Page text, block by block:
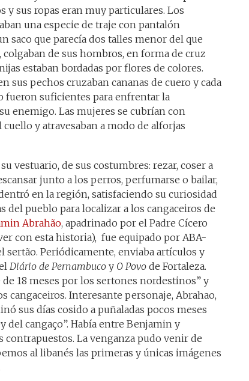
y sus ropas eran muy particulares. Los
una especie de traje con pantalón
saco que parecía dos talles menor del que
colgaban de sus hombros, en forma de cruz
estaban bordadas por flores de colores.
sus pechos cruzaban cananas de cuero y cada
fueron suficientes para enfrentar la
enemigo. Las mujeres se cubrían con
y atravesaban a modo de alforjas
vestuario, de sus costumbres: rezar, coser a
junto a los perros, perfumarse o bailar,
en la región, satisfaciendo su curiosidad
del pueblo para localizar a los cangaceiros de
Abrahão, apadrinado por el Padre Cícero
con esta historia), fue equipado por ABA-
sertão. Periódicamente, enviaba artículos y
Diário de Pernambuco y O Povo de Fortaleza.
18 meses por los sertones nordestinos” y
cangaceiros. Interesante personaje, Abrahao,
sus días cosido a puñaladas pocos meses
del cangaço”. Había entre Benjamin y
La venganza pudo venir de
al libanés las primeras y únicas imágenes